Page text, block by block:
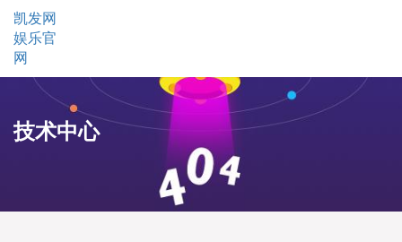
凯发网
娱乐官
网
技术中心